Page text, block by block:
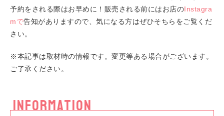
予約をされる際はお早めに！販売される前にはお店のInstagra
mで告知がありますので、気になる方はぜひそちらをご覧くだ
さい。
※本記事は取材時の情報です。変更等ある場合がございます。
ご了承ください。
INFORMATION